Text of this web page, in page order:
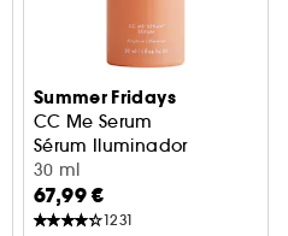
Summer Fridays
CC Me Serum
Sérum Iluminador
30 ml
67,99 €
1231